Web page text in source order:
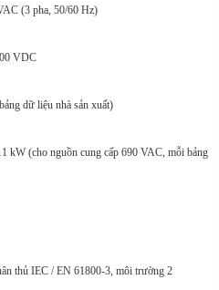
(3 pha, 50/60 Hz)
VDC
dữ liệu nhà sản xuất)
kW (cho nguồn cung cấp 690 VAC, mỗi bảng
thủ IEC / EN 61800-3, môi trường 2